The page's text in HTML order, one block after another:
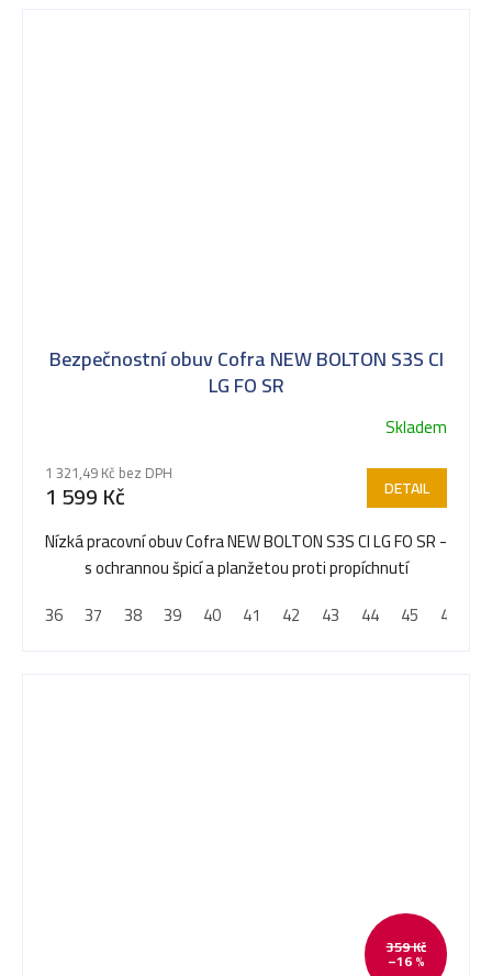
Bezpečnostní obuv Cofra NEW BOLTON S3S CI
LG FO SR
Skladem
1 321,49 Kč bez DPH
1 599 Kč DETAIL
Nízká pracovní obuv Cofra NEW BOLTON S3S CI LG FO SR -
s ochrannou špicí a planžetou proti propíchnutí
36
37 38 39 40 41 42 43 44 45 46
359 Kč
–16 %